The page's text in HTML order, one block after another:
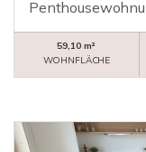
59,10 m²
WOHNFLÄCHE